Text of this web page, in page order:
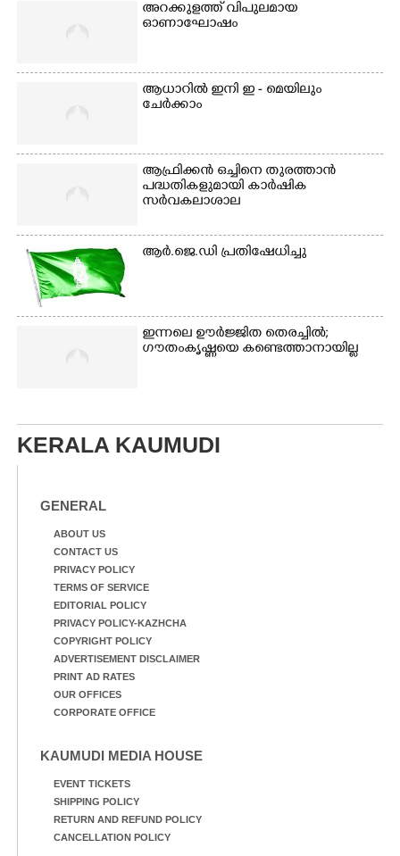
അറക്കുളത്ത് വിപുലമായ
ഓണാഘോഷം
ആധാറിൽ ഇനി ഇ - മെയിലും
ചേർക്കാം
ആഫ്രിക്കൻ ഒച്ചിനെ തുരത്താൻ
പദ്ധതികളുമായി കാർഷിക
സർവകലാശാല
ആർ.ജെ.ഡി പ്രതിഷേധിച്ചു
ഇന്നലെ ഊർജ്ജിത തെരച്ചിൽ;
ഗൗതംകൃഷ്ണയെ കണ്ടെത്താനായില്ല
KERALA KAUMUDI
GENERAL
ABOUT US
CONTACT US
PRIVACY POLICY
TERMS OF SERVICE
EDITORIAL POLICY
PRIVACY POLICY-KAZHCHA
COPYRIGHT POLICY
ADVERTISEMENT DISCLAIMER
PRINT AD RATES
OUR OFFICES
CORPORATE OFFICE
KAUMUDI MEDIA HOUSE
EVENT TICKETS
SHIPPING POLICY
RETURN AND REFUND POLICY
CANCELLATION POLICY